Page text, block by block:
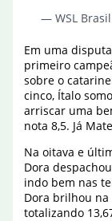
— WSL
Em uma
primeiro
sobre o
cinco, Ítalo
arriscar uma
nota 8,5. Já
Na oitava e
Dora
indo bem nas
Dora brilhou na
totalizando